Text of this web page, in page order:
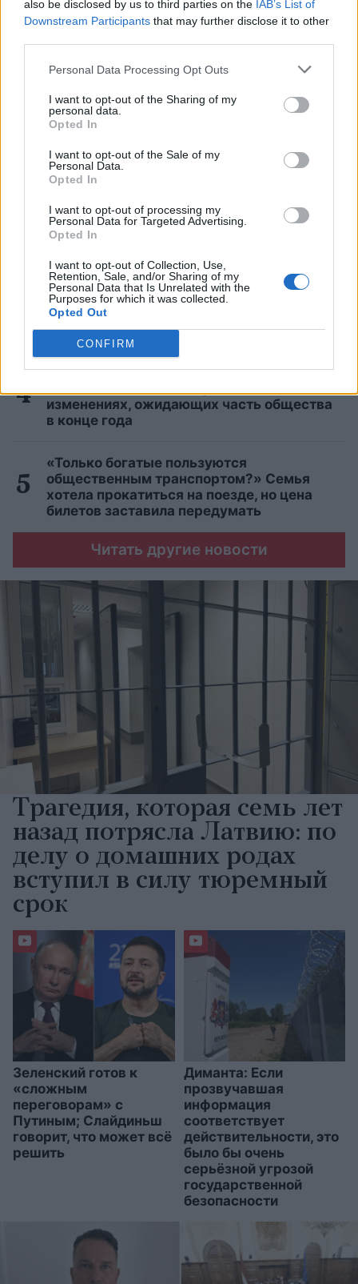
also be disclosed by us to third parties on the IAB’s List of
Downstream Participants that may further disclose it to other
Personal Data Processing Opt Outs
I want to opt-out of the Sharing of my
personal data.
Opted In
I want to opt-out of the Sale of my
Personal Data.
Opted In
I want to opt-out of processing my
Personal Data for Targeted Advertising.
Opted In
I want to opt-out of Collection, Use,
Retention, Sale, and/or Sharing of my
Personal Data that Is Unrelated with the
Purposes for which it was collected.
Opted Out
CONFIRM
САМЫЕ ЧИТАЕМЫЕ
Инесе Супе: Я не могу забыть эту
картину… Я больше не хочу посещать
похороны своего друга
Названысамые смертоносные
автомобили на дорогах: держим кулачки,
чтобы вы не нашли в списке свой
Дляэтих 3 знаков зодиака август станет
настоящим кошмаром — будь готов уже
сейчас!
Нужноли будет делать новую eID-карту?
изменениях, ожидающих часть общества
в конце года
«Только богатые пользуются
общественным транспортом?» Семья
хотела прокатиться на поезде, но цена
билетов заставила передумать
Читать другие новости
Трагедия, которая семь лет
назад потрясла Латвию: по
делу о домашних родах
вступил в силу тюремный
срок
Зеленский готов к
«сложным
переговорам» с
Путиным; Слайдиньш
говорит, что может всё
решить
Диманта: Если
прозвучавшая
информация
соответствует
действительности, это
было бы очень
серьёзной угрозой
государственной
безопасности